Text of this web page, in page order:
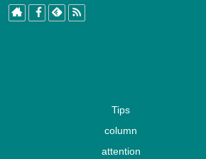
Tips
column
attention